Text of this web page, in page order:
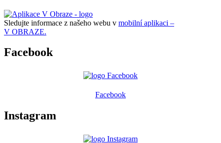
Sledujte informace z našeho webu v mobilní aplikaci –
V OBRAZE.
Facebook
Facebook
Instagram